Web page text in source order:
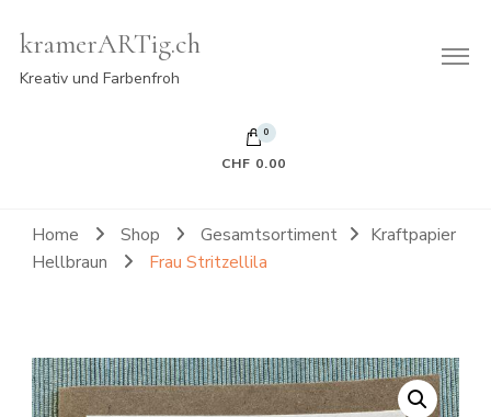
kramerARTig.ch
Kreativ und Farbenfroh
0
CHF 0.00
Es befinden sich keine Produkte im Warenkorb.
Home Shop Gesamtsortiment
Kraftpapier
Hellbraun
Frau Stritzellila